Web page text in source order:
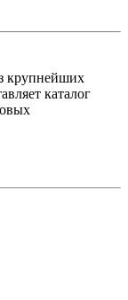
крупнейших
каталог